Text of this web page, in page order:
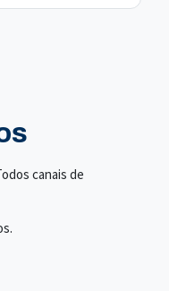
canais de